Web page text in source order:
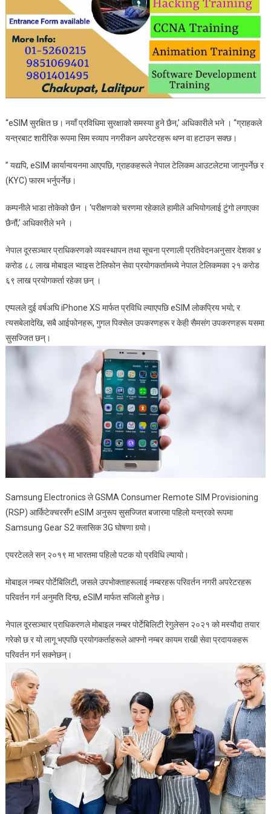
“eSIM सुरक्षित छ। नयाँ प्रविधिमा सुरक्षाको समस्या हुने छैन,’ अधिकारीले भने । “ग्राहकले
यन्त्रबाट शारीरिक रूपमा सिम स्व्याप नगरीकन अपरेटरहरू थप्न वा हटाउन सक्छ।
” यद्यपि, eSIM कार्यान्वयनमा आएपछि, ग्राहकहरूले नेपाल टेलिकम आउटलेटमा जानुपर्नेछ र
(KYC) फारम भर्नुपर्नेछ।
कम्पनीले भाडा तोकेको छैन । ‘परीक्षणको चरणमा रहेकाले हामीले अभियोगलाई टुंगो लगाएका
छैनौं,’ अधिकारीले भने ।
नेपाल दूरसञ्चार प्राधिकरणको व्यवस्थापन तथा सूचना प्रणाली प्रतिवेदनअनुसार देशका ४
करोड ८८ लाख मोबाइल भ्वाइस टेलिफोन सेवा प्रयोगकर्तामध्ये नेपाल टेलिकमका २१ करोड
६९ लाख प्रयोगकर्ता रहेका छन् ।
एप्पलले दुई वर्षअघि iPhone XS मार्फत प्रविधि ल्याएपछि eSIM लोकप्रिय भयो; र
त्यसबेलादेखि, सबै आईफोनहरू, गुगल पिक्सेल उपकरणहरू र केही सैमसंग उपकरणहरू यसमा
सुसज्जित छन्।
Samsung Electronics ले GSMA Consumer Remote SIM Provisioning
(RSP) आर्किटेक्चरसँग eSIM अनुरूप सुसज्जित बजारमा पहिलो यन्त्रको रूपमा
Samsung Gear S2 क्लासिक 3G घोषणा गर्‍यो।
एयरटेलले सन् २०१९ मा भारतमा पहिलो पटक यो प्रविधि ल्यायो।
मोबाइल नम्बर पोर्टेबिलिटी, जसले उपभोक्ताहरूलाई नम्बरहरू परिवर्तन नगरी अपरेटरहरू
परिवर्तन गर्न अनुमति दिन्छ, eSIM मार्फत सजिलो हुनेछ।
नेपाल दूरसञ्चार प्राधिकरणले मोबाइल नम्बर पोर्टेबिलिटी रेगुलेसन २०२१ को मस्यौदा तयार
गरेको छ र यो लागू भएपछि प्रयोगकर्ताहरूले आफ्नो नम्बर कायम राखी सेवा प्रदायकहरू
परिवर्तन गर्न सक्नेछन्।